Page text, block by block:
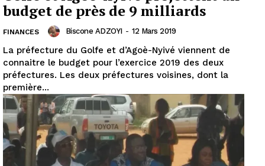
budget de près de 9 milliards
FINANCES Biscone ADZOYI - 12 Mars 2019
La préfecture du Golfe et d’Agoè-Nyivé viennent de
connaitre le budget pour l’exercice 2019 des deux
préfectures. Les deux préfectures voisines, dont la
première...